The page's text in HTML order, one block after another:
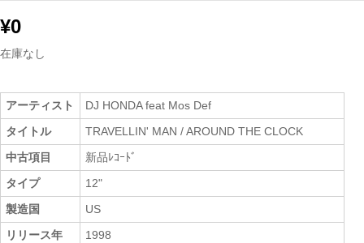
¥0
在庫なし
アーティスト
DJ HONDA feat Mos Def
タイトル
TRAVELLIN' MAN / AROUND THE CLOCK
中古項目
新品ﾚｺｰﾄﾞ
タイプ
12"
製造国
US
リリース年
1998